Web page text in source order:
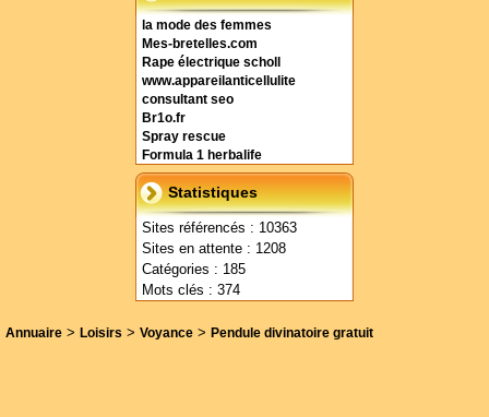
la mode des femmes
Mes-bretelles.com
Rape électrique scholl
www.appareilanticellulite
consultant seo
Br1o.fr
Spray rescue
Formula 1 herbalife
Statistiques
Sites référencés : 10363
Sites en attente : 1208
Catégories : 185
Mots clés : 374
Annuaire > Loisirs > Voyance > Pendule divinatoire gratuit